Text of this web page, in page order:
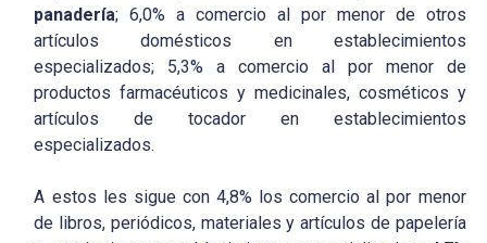
panadería; 6,0% a comercio al por menor de otros
artículos domésticos en establecimientos
especializados; 5,3% a comercio al por menor de
productos farmacéuticos y medicinales, cosméticos y
artículos de tocador en establecimientos
especializados.
A estos les sigue con 4,8% los comercio al por menor
de libros, periódicos, materiales y artículos de papelería